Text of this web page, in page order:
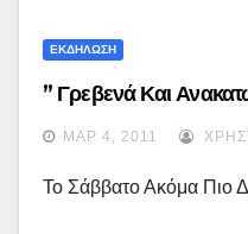
ΕΚΔΗΛΩΣΗ
” Γρεβενά Και
ΜΑΡ 4, 2011
Το Σάββατο Ακόμα Πιο